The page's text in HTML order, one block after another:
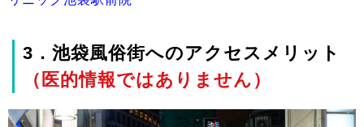
3．池袋風俗街へのアクセスメリット
（医的情報ではありません）